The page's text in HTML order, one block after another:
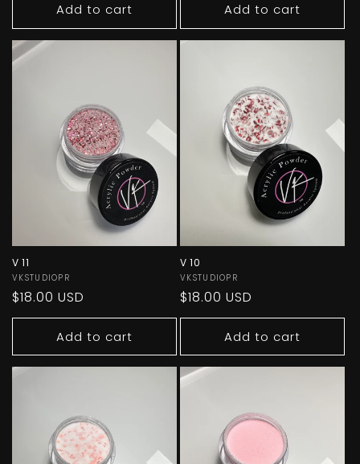
Add to cart Add to cart
V 11
Vendor:
VKSTUDIOPR
Regular
price
$18.00 USD
Add to cart
V 10
Vendor:
VKSTUDIOPR
Regular
price
$18.00 USD
Add to cart